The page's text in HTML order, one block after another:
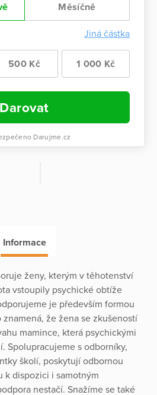
Měsíčně
Jiná částka
500 Kč 1 000 Kč
Darovat
Darujme.cz
Informace
ženy, kterým v těhotenství
vstoupily psychické obtíže
je především formou
že žena se zkušeností
mamince, která psychickými
Spolupracujeme s odborníky,
školí, poskytují odbornou
k dispozici i samotným
nestačí. Snažíme se také